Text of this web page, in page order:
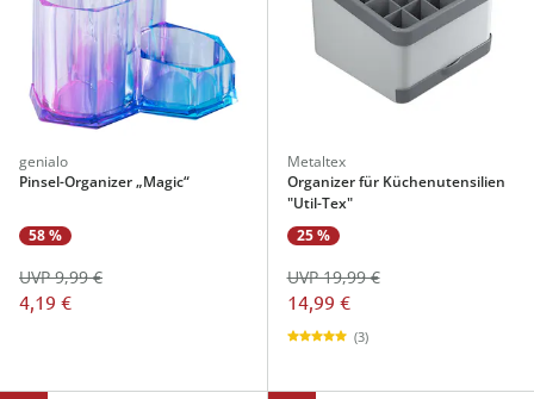
genialo
Pinsel-Organizer „Magic“
58 %
4,19 €
UVP 9,99 €
Metaltex
Organizer für Küchenutensilien
"Util-Tex"
25 %
14,99 €
UVP 19,99 €
(3)